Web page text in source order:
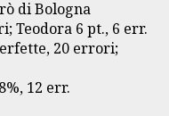
di Bologna
Teodora 6 pt., 6 err.
20 errori;
12 err.